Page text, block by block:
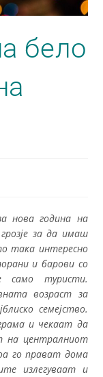
бело
нова година на
за да имаш
така интересно
и барови со
само туристи.
возраст за
семејство.
и чекаат да
на централниот
го прават дома
излегуваат и